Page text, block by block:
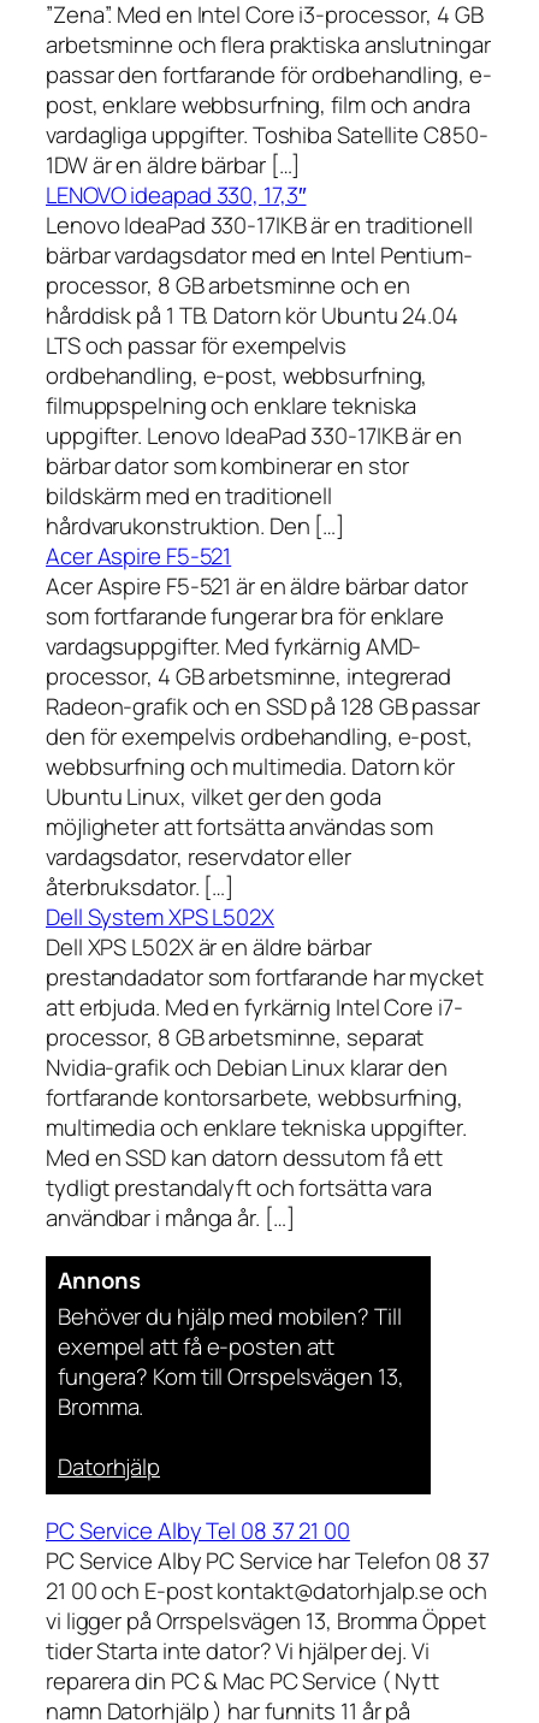
”Zena”. Med en Intel Core i3-processor, 4 GB
arbetsminne och flera praktiska anslutningar
passar den fortfarande för ordbehandling, e-
post, enklare webbsurfning, film och andra
vardagliga uppgifter. Toshiba Satellite C850-
1DW är en äldre bärbar […]
LENOVO ideapad 330, 17,3″
Lenovo IdeaPad 330-17IKB är en traditionell
bärbar vardagsdator med en Intel Pentium-
processor, 8 GB arbetsminne och en
hårddisk på 1 TB. Datorn kör Ubuntu 24.04
LTS och passar för exempelvis
ordbehandling, e-post, webbsurfning,
filmuppspelning och enklare tekniska
uppgifter. Lenovo IdeaPad 330-17IKB är en
bärbar dator som kombinerar en stor
bildskärm med en traditionell
hårdvarukonstruktion. Den […]
Acer Aspire F5-521
Acer Aspire F5-521 är en äldre bärbar dator
som fortfarande fungerar bra för enklare
vardagsuppgifter. Med fyrkärnig AMD-
processor, 4 GB arbetsminne, integrerad
Radeon-grafik och en SSD på 128 GB passar
den för exempelvis ordbehandling, e-post,
webbsurfning och multimedia. Datorn kör
Ubuntu Linux, vilket ger den goda
möjligheter att fortsätta användas som
vardagsdator, reservdator eller
återbruksdator. […]
Dell System XPS L502X
Dell XPS L502X är en äldre bärbar
prestandadator som fortfarande har mycket
att erbjuda. Med en fyrkärnig Intel Core i7-
processor, 8 GB arbetsminne, separat
Nvidia-grafik och Debian Linux klarar den
fortfarande kontorsarbete, webbsurfning,
multimedia och enklare tekniska uppgifter.
Med en SSD kan datorn dessutom få ett
tydligt prestandalyft och fortsätta vara
användbar i många år. […]
Annons
Behöver du hjälp med mobilen? Till
exempel att få e-posten att
fungera? Kom till Orrspelsvägen 13,
Bromma.
Datorhjälp
PC Service Alby Tel 08 37 21 00
PC Service Alby PC Service har Telefon 08 37
21 00 och E-post kontakt@datorhjalp.se och
vi ligger på Orrspelsvägen 13, Bromma Öppet
tider Starta inte dator? Vi hjälper dej. Vi
reparera din PC & Mac PC Service ( Nytt
namn Datorhjälp ) har funnits 11 år på